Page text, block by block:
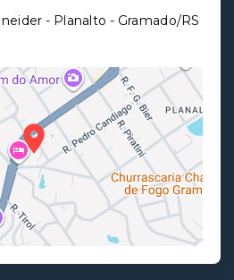
- Planalto - Gramado/RS